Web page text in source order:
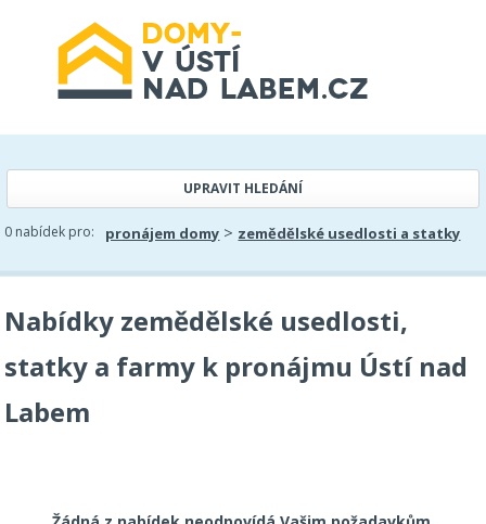
UPRAVIT HLEDÁNÍ
0 nabídek pro: pronájem domy > zemědělské usedlosti a statky
Nabídky zemědělské usedlosti,
statky a farmy k pronájmu Ústí nad
Labem